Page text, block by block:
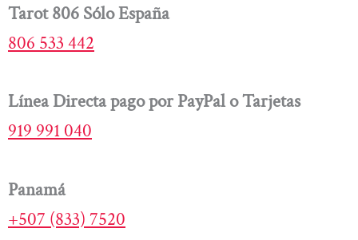
Tarot 806 Sólo España
806 533 442
Línea Directa pago por PayPal o Tarjetas
919 991 040
Panamá
+507 (833) 7520